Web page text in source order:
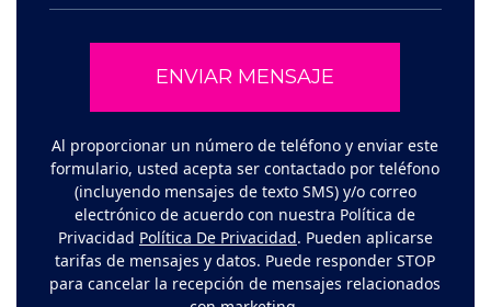
Al proporcionar un número de teléfono y enviar este
formulario, usted acepta ser contactado por teléfono
(incluyendo mensajes de texto SMS) y/o correo
electrónico de acuerdo con nuestra Política de
Privacidad Política De Privacidad. Pueden aplicarse
tarifas de mensajes y datos. Puede responder STOP
para cancelar la recepción de mensajes relacionados